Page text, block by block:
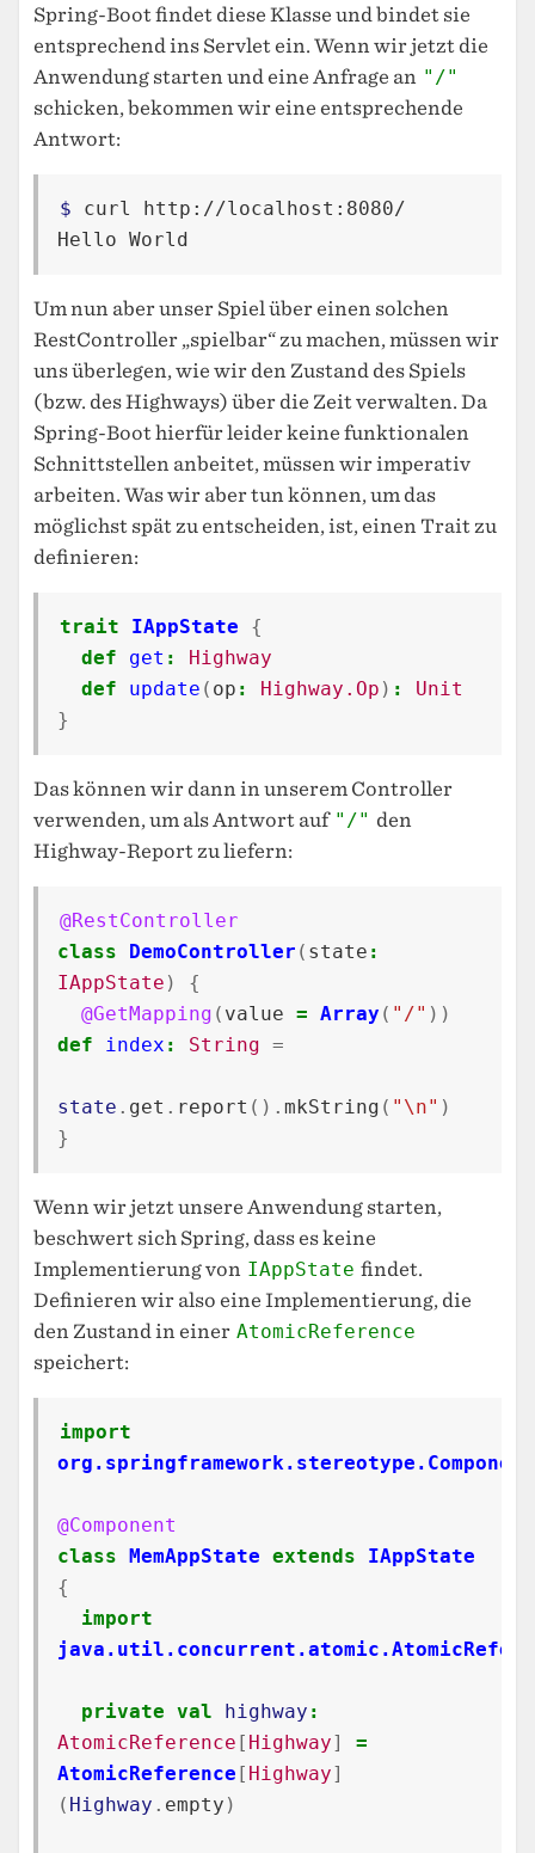
Spring-Boot findet diese Klasse und bindet sie
entsprechend ins Servlet ein. Wenn wir jetzt die
Anwendung starten und eine Anfrage an "/"
schicken, bekommen wir eine entsprechende
Antwort:
$ curl http://localhost:8080/
Um nun aber unser Spiel über einen solchen
RestController „spielbar“ zu machen, müssen wir
uns überlegen, wie wir den Zustand des Spiels
(bzw. des Highways) über die Zeit verwalten. Da
Spring-Boot hierfür leider keine funktionalen
Schnittstellen anbeitet, müssen wir imperativ
arbeiten. Was wir aber tun können, um das
möglichst spät zu entscheiden, ist, einen Trait zu
definieren:
trait IAppState
{
def
get :
Highway
def
update ( op : Highway.Op ) :
Unit
}
Das können wir dann in unserem Controller
verwenden, um als Antwort auf "/" den
Highway-Report zu liefern:
@RestController
class
DemoController ( state :
IAppState )
{
@GetMapping ( value = Array ( "/" ))
def
index : String =
state . get . report (). mkString ( "\n" )
}
Wenn wir jetzt unsere Anwendung starten,
beschwert sich Spring, dass es keine
Implementierung von IAppState findet.
Definieren wir also eine Implementierung, die
den Zustand in einer AtomicReference
speichert:
import
org.springframework.stereotype.Component
@Component
class MemAppState extends
IAppState
{
import
private val highway :
AtomicReference [ Highway]
=
AtomicReference [ Highway]
( Highway . empty )